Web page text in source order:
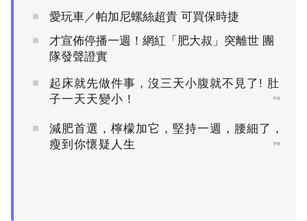
愛玩車／帕加尼螺絲超貴 可買保時捷
才宣佈停播一週！網紅「肥大叔」突離世 團
隊發聲證實
起床就先做件事，沒三天小腹就不見了! 肚
子一天天變小！
PR
減肥首選，檸檬加它，堅持一週，腰細了，
瘦到你懷疑人生
PR